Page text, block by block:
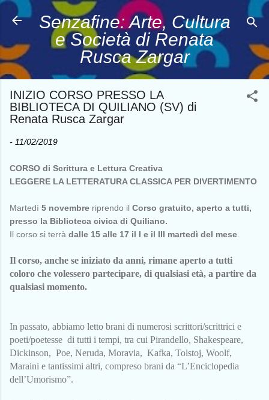
Passa ai contenuti principali
Senzafine: Arte, Cultura
e Società di Renata
Rusca Zargar
INIZIO CORSO PRESSO LA
BIBLIOTECA DI QUILIANO (SV) di
Renata Rusca Zargar
- 11/02/2019
CORSO di Scrittura e Lettura Creativa
LEGGERE LA LETTERATURA CLASSICA PER DIVERTIMENTO
Martedì 5 novembre riprendo il Corso gratuito, aperto a tutti,
presso la Biblioteca civica di Quiliano.
Il corso si terrà dalle 15 alle 17 il I e il III martedì del mese
Il corso, anche se iniziato da anni, rimane aperto a tutti
coloro che volessero partecipare, di qualsiasi età, a partire da
qualsiasi momento.
In passato, abbiamo letto brani di numerosi scrittori/scrittrici e
poeti/poetesse di tutti i tempi, tra cui Pirandello, Shakespeare,
Dickinson, Poe, Neruda, Moravia, Kafka, Tolstoj, Woolf,
Maraini e tantissimi altri, compreso brani da “L’Enciclopedia
dell’Umorismo”.